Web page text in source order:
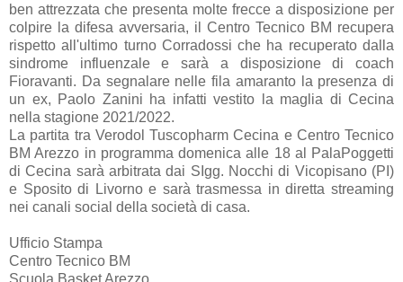
ben attrezzata che presenta molte frecce a disposizione per
colpire la difesa avversaria, il Centro Tecnico BM recupera
rispetto all'ultimo turno Corradossi che ha recuperato dalla
sindrome influenzale e sarà a disposizione di coach
Fioravanti. Da segnalare nelle fila amaranto la presenza di
un ex, Paolo Zanini ha infatti vestito la maglia di Cecina
nella stagione 2021/2022.
La partita tra Verodol Tuscopharm Cecina e Centro Tecnico
BM Arezzo in programma domenica alle 18 al PalaPoggetti
di Cecina sarà arbitrata dai SIgg. Nocchi di Vicopisano (PI)
e Sposito di Livorno e sarà trasmessa in diretta streaming
nei canali social della società di casa.
Ufficio Stampa
Centro Tecnico BM
Scuola Basket Arezzo